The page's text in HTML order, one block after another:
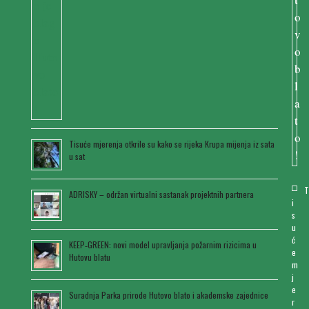
Tisuće mjerenja otkrile su kako se rijeka Krupa mijenja iz sata
u sat
ADRISKY – održan virtualni sastanak projektnih partnera
KEEP‑GREEN: novi model upravljanja požarnim rizicima u
Hutovu blatu
Suradnja Parka prirode Hutovo blato i akademske zajednice
T
i
s
u
ć
e
m
j
e
r